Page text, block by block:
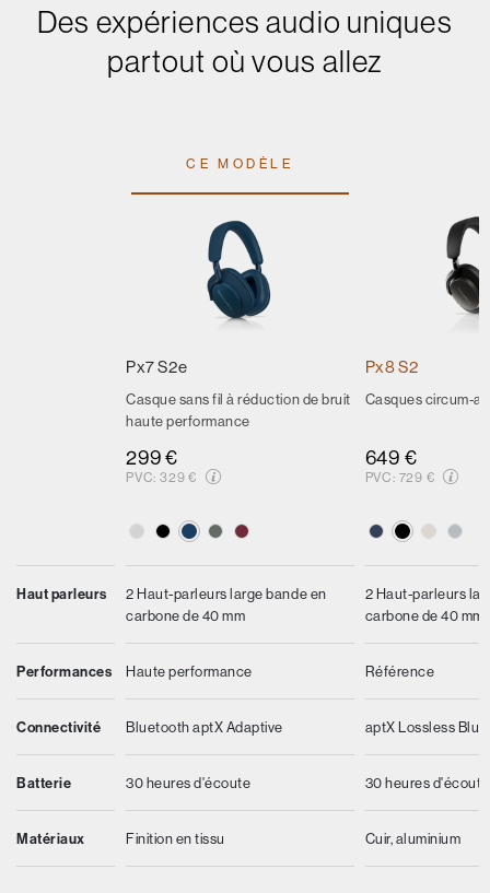
Des expériences audio uniques
partout où vous allez
Haut parleurs
Performances
Connectivité
Batterie
Matériaux
CE MODÈLE
Px7 S2e
Casque sans fil à réduction de bruit
haute performance
299 €
PVC: 329 €
2 Haut-parleurs large bande en
carbone de 40 mm
Haute performance
Bluetooth aptX Adaptive
30 heures d'écoute
Finition en tissu
Px8 S2
Casques circum-
649 €
PVC: 729 €
2 Haut-parleurs
carbone de 40 mm
Référence
aptX Lossless
30 heures d'écoute
Cuir, aluminium